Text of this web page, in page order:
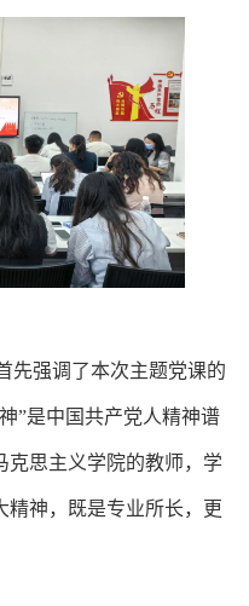
先强调了本次主题党课的
”是中国共产党人精神谱
克思主义学院的教师，学
精神，既是专业所长，更